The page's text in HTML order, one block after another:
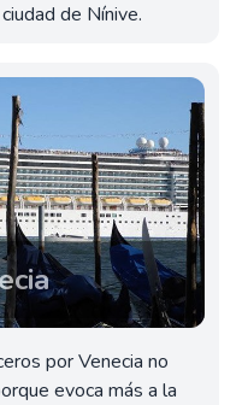
de Nínive.
por Venecia no
evoca más a la